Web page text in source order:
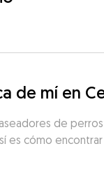
de mí en
de
es cómo